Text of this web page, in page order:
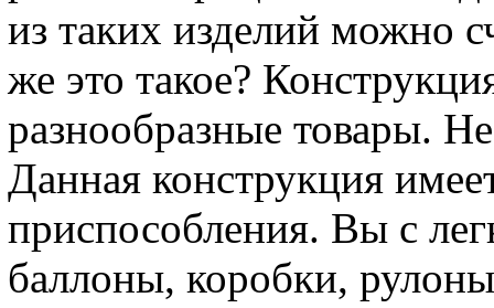
из таких изделий можно
же это такое?
разнообразные товары.
Данная конструкция
приспособления. Вы с
баллоны, коробки,